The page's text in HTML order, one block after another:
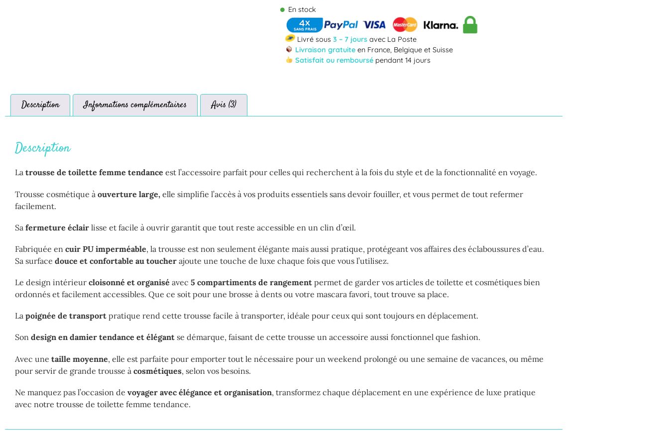
En stock
Livré sous 3 – 7 jours avec La Poste
Livraison gratuite en France, Belgique et Suisse
Satisfait ou remboursé pendant 14 jours
Description Informations complémentaires Avis (3)
Description
La trousse de toilette femme tendance est l’accessoire parfait pour celles qui recherchent à la fois du style et de la fonctionnalité en voyage.
Trousse cosmétique à ouverture large, elle simplifie l’accès à vos produits essentiels sans devoir fouiller, et vous permet de tout refermer
facilement.
Sa fermeture éclair lisse et facile à ouvrir garantit que tout reste accessible en un clin d’œil.
Fabriquée en cuir PU imperméable, la trousse est non seulement élégante mais aussi pratique, protégeant vos affaires des éclaboussures d’eau.
Sa surface douce et confortable au toucher ajoute une touche de luxe chaque fois que vous l’utilisez.
Le design intérieur cloisonné et organisé avec 5 compartiments de rangement permet de garder vos articles de toilette et cosmétiques bien
ordonnés et facilement accessibles. Que ce soit pour une brosse à dents ou votre mascara favori, tout trouve sa place.
La poignée de transport pratique rend cette trousse facile à transporter, idéale pour ceux qui sont toujours en déplacement.
Son design en damier tendance et élégant se démarque, faisant de cette trousse un accessoire aussi fonctionnel que fashion.
Avec une taille moyenne, elle est parfaite pour emporter tout le nécessaire pour un weekend prolongé ou une semaine de vacances, ou même
pour servir de grande trousse à cosmétiques, selon vos besoins.
Ne manquez pas l’occasion de voyager avec élégance et organisation, transformez chaque déplacement en une expérience de luxe pratique
avec notre trousse de toilette femme tendance.